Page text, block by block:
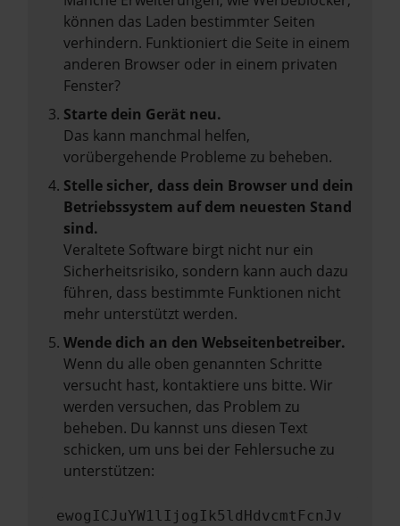
können das Laden bestimmter Seiten
verhindern. Funktioniert die Seite in einem
anderen Browser oder in einem privaten
Fenster?
Starte dein Gerät neu.
Das kann manchmal helfen,
vorübergehende Probleme zu beheben.
Stelle sicher, dass dein Browser und dein
Betriebssystem auf dem neuesten Stand
sind.
Veraltete Software birgt nicht nur ein
Sicherheitsrisiko, sondern kann auch dazu
führen, dass bestimmte Funktionen nicht
mehr unterstützt werden.
Wende dich an den Webseitenbetreiber.
Wenn du alle oben genannten Schritte
versucht hast, kontaktiere uns bitte. Wir
werden versuchen, das Problem zu
beheben. Du kannst uns diesen Text
schicken, um uns bei der Fehlersuche zu
unterstützen:
ewogICJuYW1lIjogIk5ldHdvcmtFcnJv